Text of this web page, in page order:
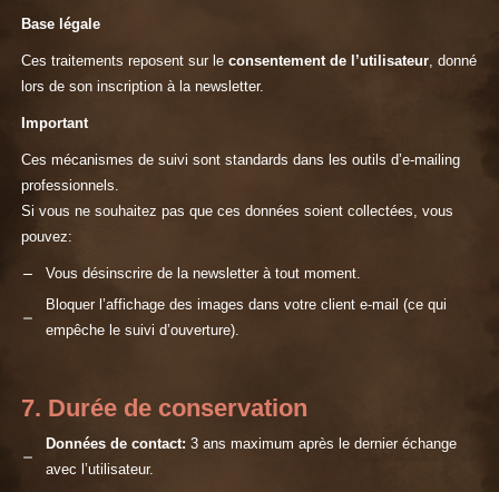
Base légale
Ces traitements reposent sur le consentement de l’utilisateur, donné
lors de son inscription à la newsletter.
Important
Ces mécanismes de suivi sont standards dans les outils d’e-mailing
professionnels.
Si vous ne souhaitez pas que ces données soient collectées, vous
pouvez:
Vous désinscrire de la newsletter à tout moment.
Bloquer l’affichage des images dans votre client e-mail (ce qui
empêche le suivi d’ouverture).
7. Durée de conservation
Données de contact: 3 ans maximum après le dernier échange
avec l’utilisateur.